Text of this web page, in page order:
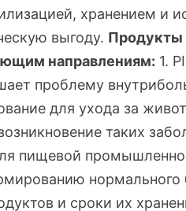
хранением и
выгоду. Продукты
направлениям: 1.
проблему
для ухода за
таких
пищевой
нормального
и сроки их